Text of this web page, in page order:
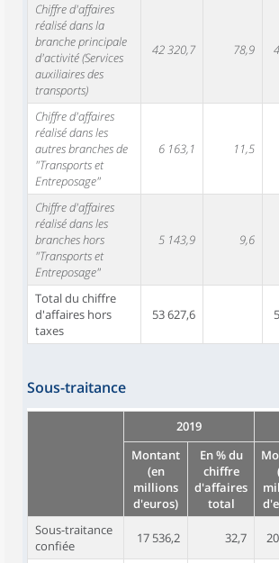
Chiffre d'affaires
réalisé dans la
branche principale
d'activité (Services
auxiliaires des
transports)
42 320,7 78,9
Chiffre d'affaires
réalisé dans les
autres branches de
"Transports et
Entreposage"
6 163,1 11,5
Chiffre d'affaires
réalisé dans les
branches hors
"Transports et
Entreposage"
5 143,9 9,6
Total du chiffre
d'affaires hors
taxes
53 627,6
Sous-traitance
2019
Montant
(en
millions
d'euros)
En % du
chiffre
d'affaires
total
Sous-traitance
confiée
17 536,2 32,7